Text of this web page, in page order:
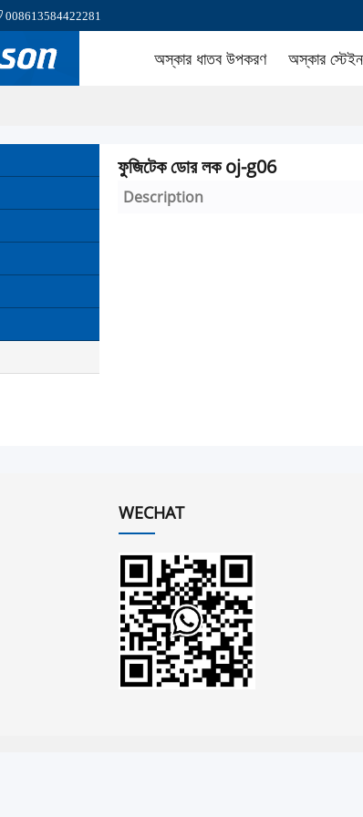
008613584422281
অস্কার ধাতব উপকরণ অস্কার
ফুজিটেক ডোর লক oj-g06
Description
WECHAT